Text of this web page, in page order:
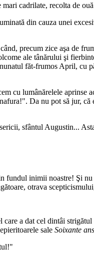
cadrilate, recolta de
din cauza unei
precum zice aşa de
ale tânărului şi
făt-frumos April, cu
cu lumânărelele aprinse
Da nu pot să jur,
sfântul Augustin...
inimii noastre! Şi
otrava
a dat cel dintâi
sale Soixante